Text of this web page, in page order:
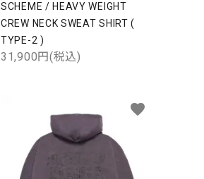
SCHEME / HEAVY WEIGHT
CREW NECK SWEAT SHIRT (
TYPE-2 )
31,900円(税込)
favorite